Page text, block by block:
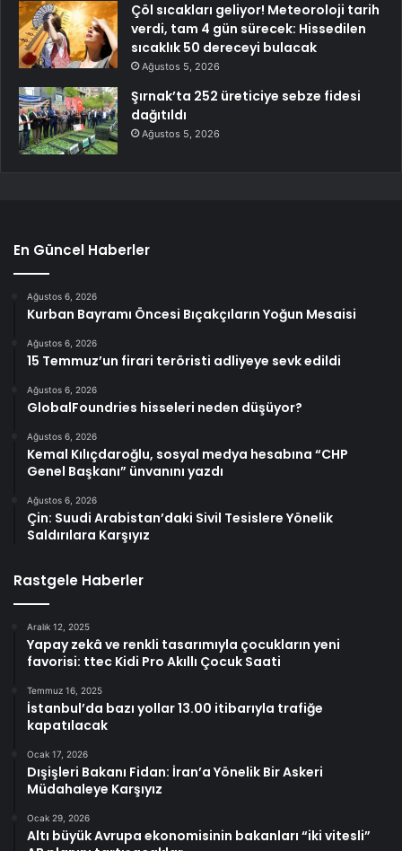
Çöl sıcakları geliyor! Meteoroloji tarih
verdi, tam 4 gün sürecek: Hissedilen
sıcaklık 50 dereceyi bulacak
Ağustos 5, 2026
Şırnak’ta 252 üreticiye sebze fidesi
dağıtıldı
Ağustos 5, 2026
En Güncel Haberler
Ağustos 6, 2026
Kurban Bayramı Öncesi Bıçakçıların Yoğun Mesaisi
Ağustos 6, 2026
15 Temmuz’un firari teröristi adliyeye sevk edildi
Ağustos 6, 2026
GlobalFoundries hisseleri neden düşüyor?
Ağustos 6, 2026
Kemal Kılıçdaroğlu, sosyal medya hesabına “CHP
Genel Başkanı” ünvanını yazdı
Ağustos 6, 2026
Çin: Suudi Arabistan’daki Sivil Tesislere Yönelik
Saldırılara Karşıyız
Rastgele Haberler
Aralık 12, 2025
Yapay zekâ ve renkli tasarımıyla çocukların yeni
favorisi: ttec Kidi Pro Akıllı Çocuk Saati
Temmuz 16, 2025
İstanbul’da bazı yollar 13.00 itibarıyla trafiğe
kapatılacak
Ocak 17, 2026
Dışişleri Bakanı Fidan: İran’a Yönelik Bir Askeri
Müdahaleye Karşıyız
Ocak 29, 2026
Altı büyük Avrupa ekonomisinin bakanları “iki vitesli”